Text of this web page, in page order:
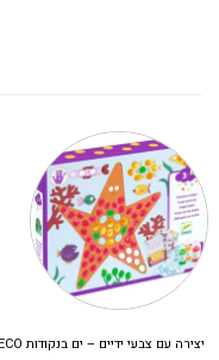
יצירה עם צבעי ידיים – ים בנקודות DJECO